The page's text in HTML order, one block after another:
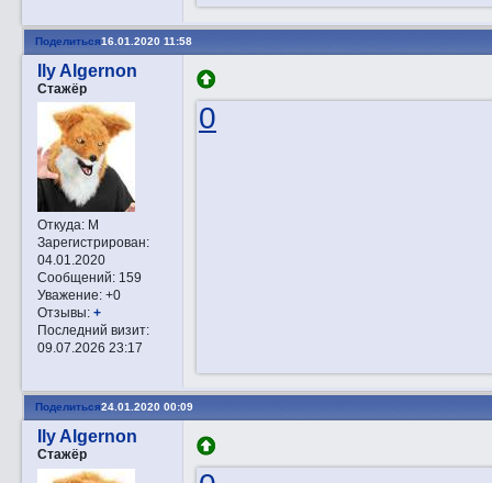
Поделиться16.01.2020 11:58
Ily Algernon
Стажёр
Откуда:М
Зарегистрирован:
04.01.2020
Сообщений:159
Уважение: +0
Отзывы: +
Последний визит:
09.07.2026 23:17
0
Поделиться24.01.2020 00:09
Ily Algernon
Стажёр